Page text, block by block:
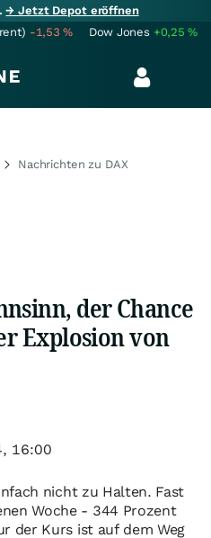
→ Jetzt Depot eröffnen
-1,53% Dow Jones +0,25%
Nachrichten zu DAX
der Chance
Explosion von
nicht zu Halten. Fast
Woche - 344 Prozent
der Kurs ist auf dem Weg
16:00